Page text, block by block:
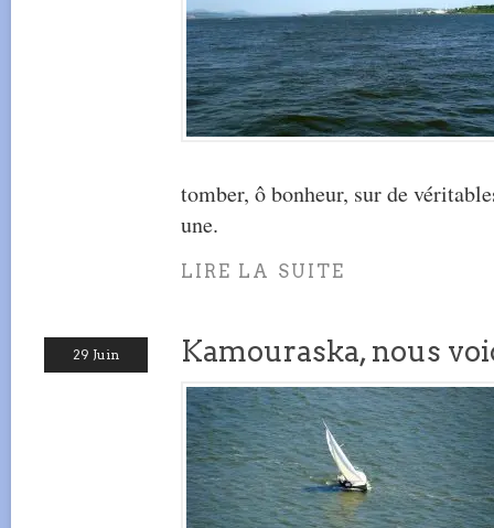
tomber, ô bonheur, sur de
une.
LIRE LA SUITE
29 Juin Kamouraska, nous